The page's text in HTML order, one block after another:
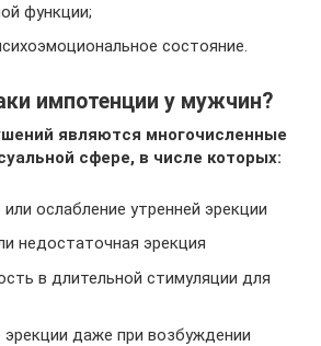
функции;
состояние.
импотенции у мужчин?
являются многочисленные
сфере, в числе которых:
или ослабление утренней эрекции
недостаточная эрекция
в длительной стимуляции для
эрекции даже при возбуждении